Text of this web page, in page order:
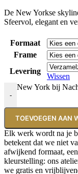
De New Yorkse
Sfeervol, elegant en
Formaat
Frame
Levering
Wissen
-
New York bij
TOEVOEGEN AAN
Elk werk wordt na je
betekent dat we niet
afwijkend formaat,
kleurstelling: ons
we gratis en